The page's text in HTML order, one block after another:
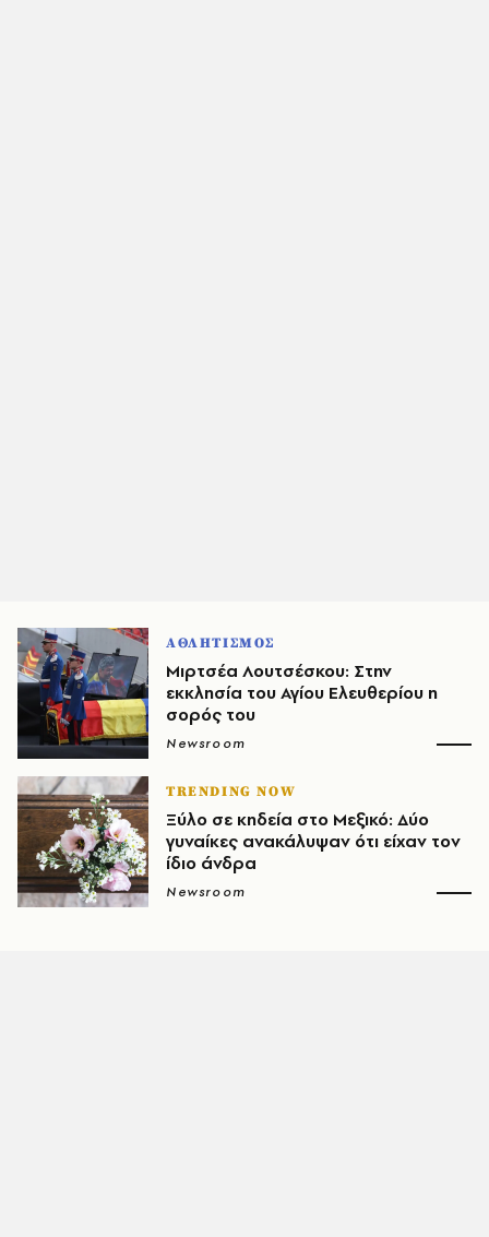
ΑΘΛΗΤΙΣΜΟΣ
Μιρτσέα Λουτσέσκου: Στην
εκκλησία του Αγίου Ελευθερίου η
σορός του
Newsroom
TRENDING NOW
Ξύλο σε κηδεία στο Μεξικό: Δύο
γυναίκες ανακάλυψαν ότι είχαν τον
ίδιο άνδρα
Newsroom